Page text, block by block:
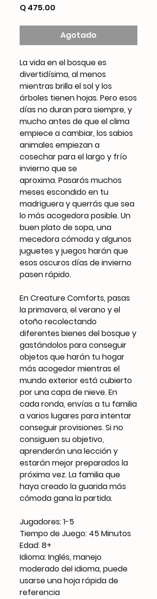
Q 475.00
Agotado
La vida en el bosque es
divertidísima, al menos
mientras brilla el sol y los
árboles tienen hojas. Pero esos
días no duran para siempre, y
mucho antes de que el clima
empiece a cambiar, los sabios
animales empiezan a
cosechar para el largo y frío
invierno que se
aproxima. Pasarás muchos
meses escondido en tu
madriguera y querrás que sea
lo más acogedora posible. Un
buen plato de sopa, una
mecedora cómoda y algunos
juguetes y juegos harán que
esos oscuros días de invierno
pasen rápido.
En Creature Comforts, pasas
la primavera, el verano y el
otoño recolectando
diferentes bienes del bosque y
gastándolos para conseguir
objetos que harán tu hogar
más acogedor mientras el
mundo exterior está cubierto
por una capa de nieve. En
cada ronda, envías a tu familia
a varios lugares para intentar
conseguir provisiones. Si no
consiguen su objetivo,
aprenderán una lección y
estarán mejor preparados la
próxima vez. La familia que
haya creado la guarida más
cómoda gana la partida.
Jugadores: 1-5
Tiempo de Juego: 45 Minutos
Edad: 8+
Idioma: Inglés, manejo
moderado del idioma, puede
usarse una hoja rápida de
referencia